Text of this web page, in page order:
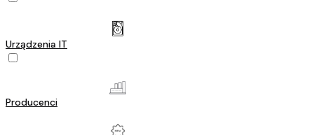
Urządzenia IT
Producenci